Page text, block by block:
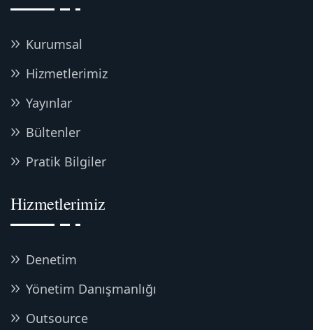
Kurumsal
Hizmetlerimiz
Yayınlar
Bültenler
Pratik Bilgiler
Hizmetlerimiz
Denetim
Yönetim Danışmanlığı
Outsource